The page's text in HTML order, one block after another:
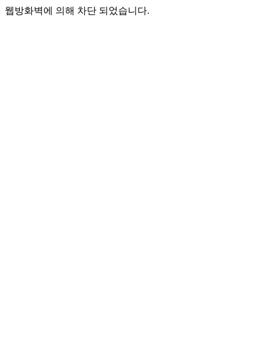
웹방화벽에 의해 차단 되었습니다.